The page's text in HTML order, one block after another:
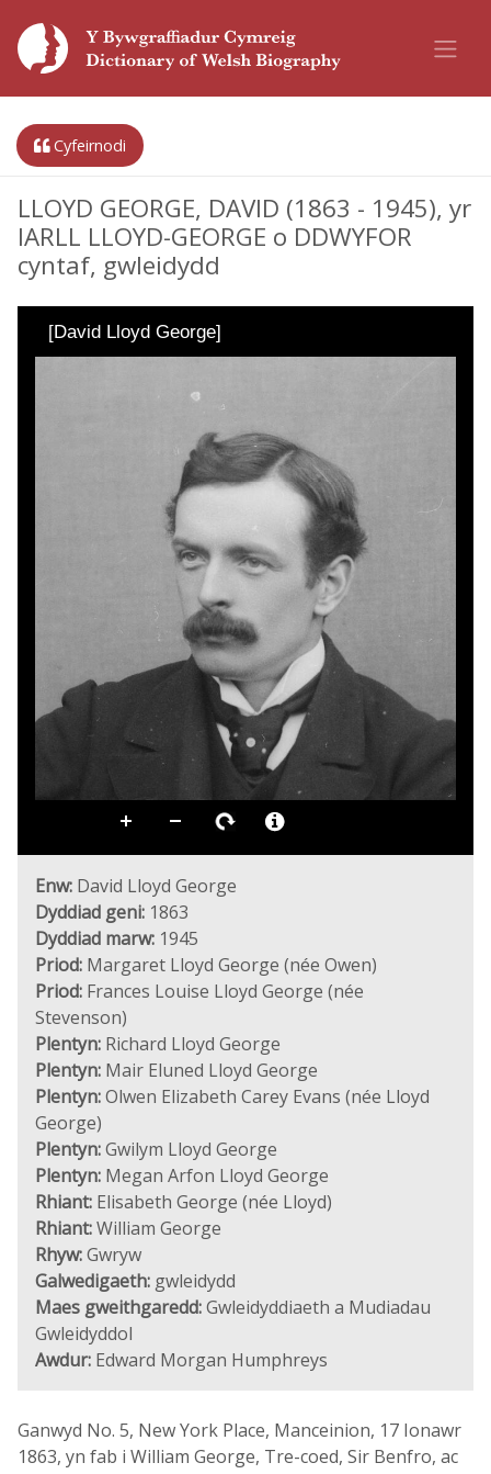
Cyfeirnodi
LLOYD GEORGE, DAVID (1863 - 1945), yr
IARLL LLOYD-GEORGE o DDWYFOR
cyntaf, gwleidydd
[David Lloyd George]
Enw: David Lloyd George
Dyddiad geni: 1863
Dyddiad marw: 1945
Priod: Margaret Lloyd George (née Owen)
Priod: Frances Louise Lloyd George (née
Stevenson)
Plentyn: Richard Lloyd George
Plentyn: Mair Eluned Lloyd George
Plentyn:Olwen Elizabeth Carey Evans (née Lloyd
George)
Plentyn:Gwilym Lloyd George
Plentyn: Megan Arfon Lloyd George
Rhiant: Elisabeth George (née Lloyd)
Rhiant:William George
Rhyw:Gwryw
Galwedigaeth: gwleidydd
Maes gweithgaredd:Gwleidyddiaeth a Mudiadau
Gwleidyddol
Awdur: Edward Morgan Humphreys
Ganwyd No. 5, New York Place, Manceinion, 17 Ionawr
1863, yn fab i William George, Tre-coed, Sir Benfro, ac